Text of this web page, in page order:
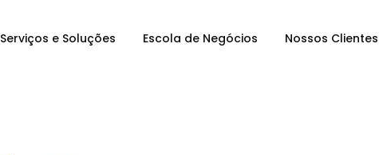
Serviços e Soluções Escola de Negócios Nossos Clientes